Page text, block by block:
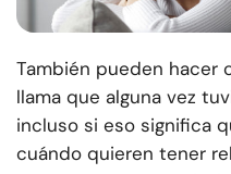
También pueden hacer
llama que alguna vez
incluso si eso significa
cuándo quieren tener